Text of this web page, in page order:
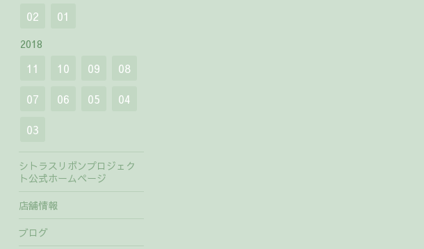
02
01
2018
11 10 09
08
07
06 05
04
03
シトラスリボンプロジェク
ト公式ホームページ
店舗情報
ブログ